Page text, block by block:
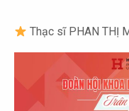
Thạc sĩ PHAN THỊ